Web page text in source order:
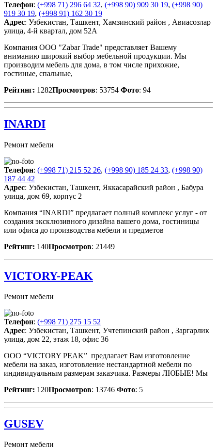
Телефон: (+998 71) 296 64 32, (+998 90) 909 30 19, (+998 90)
919 30 19, (+998 91) 162 30 19
Адрес: Узбекистан, Ташкент, Хамзинский район , Авиасозлар
улица, 4-й квартал, дом 52А
Компания OOO "Zabar Trade" представляет Вашему
вниманию широкий выбор мебельной продукции. Мы
производим мебель для дома, в том числе прихожие,
гостиные, спальные,
Рейтинг: 1282Просмотров: 53754 Фото: 94
INARDI
Ремонт мебели
Телефон: (+998 71) 215 52 26, (+998 90) 185 24 33, (+998 90)
187 44 42
Адрес: Узбекистан, Ташкент, Яккасарайский район , Бабура
улица, дом 69, корпус 2
Компания “INARDI” предлагает полный комплекс услуг - от
создания эксклюзивного дизайна вашего дома, гостиницы
или офиса до производства мебели и предметов
Рейтинг: 140Просмотров: 21449
VICTORY-PEAK
Ремонт мебели
Телефон: (+998 71) 275 15 52
Адрес: Узбекистан, Ташкент, Учтепинский район , Заргарлик
улица, дом 22, этаж 18, офис 36
ООО “VICTORY PEAK” предлагает Вам изготовление
мебели на заказ, изготовление нестандартной мебели по
индивидуальным размерам заказчика. Размеры ЛЮБЫЕ! Мы
Рейтинг: 120Просмотров: 13746 Фото: 5
GUSEV
Ремонт мебели